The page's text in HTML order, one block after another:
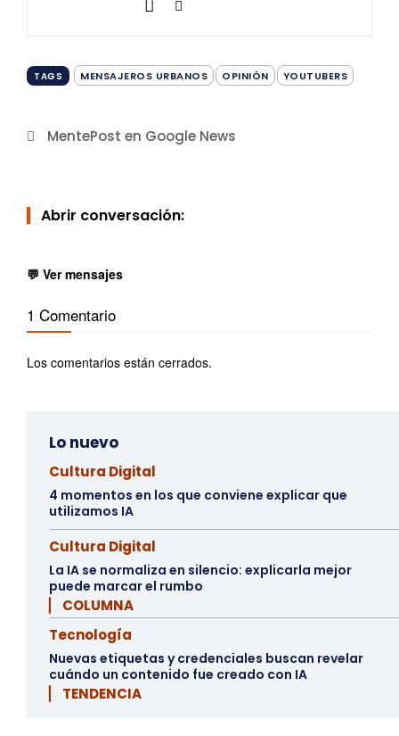
TAGS MENSAJEROS URBANOS OPINIÓN YOUTUBERS
MentePost en Google News
Abrir conversación:
💬 Ver mensajes
1 Comentario
Los comentarios están cerrados.
Lo nuevo
Cultura Digital
4 momentos en los que conviene explicar que
utilizamos IA
Cultura Digital
La IA se normaliza en silencio: explicarla mejor
puede marcar el rumbo
▏ COLUMNA
Tecnología
Nuevas etiquetas y credenciales buscan revelar
cuándo un contenido fue creado con IA
▏ TENDENCIA